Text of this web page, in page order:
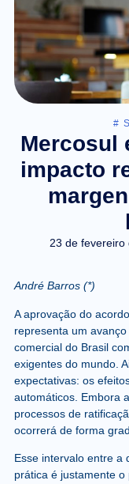
Mercosul
impacto
23 de fevereiro
André Barros (*)
A aprovação do
representa um
comercial do Brasil
exigentes do mundo.
expectativas: os
automáticos. Embora
processos de
ocorrerá de forma
Esse intervalo entre a
prática é justamente